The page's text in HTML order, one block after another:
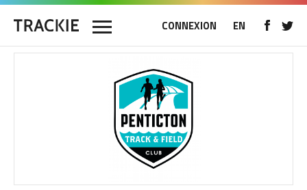
CONNEXION EN